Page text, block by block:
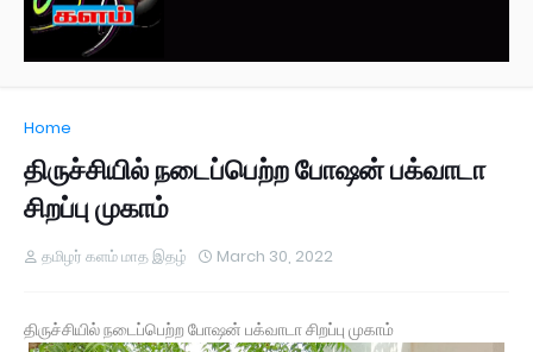
Home
திருச்சியில் நடைப்பெற்ற போஷன் பக்வாடா
சிறப்பு முகாம்
தமிழர் களம் மாத இதழ் March 30, 2022
திருச்சியில் நடைப்பெற்ற போஷன் பக்வாடா சிறப்பு முகாம்